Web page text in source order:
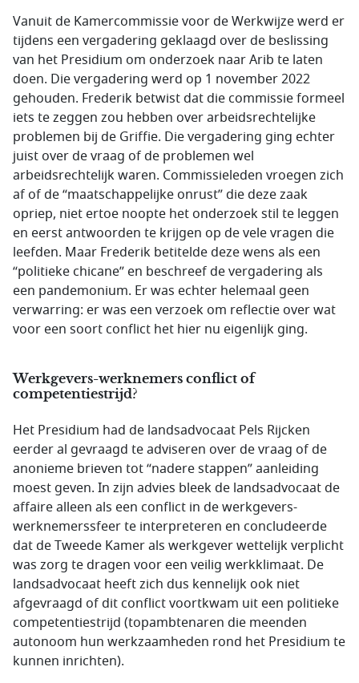
Vanuit de Kamercommissie voor de Werkwijze werd er
tijdens een vergadering geklaagd over de beslissing
van het Presidium om onderzoek naar Arib te laten
doen. Die vergadering werd op 1 november 2022
gehouden. Frederik betwist dat die commissie formeel
iets te zeggen zou hebben over arbeidsrechtelijke
problemen bij de Griffie. Die vergadering ging echter
juist over de vraag of de problemen wel
arbeidsrechtelijk waren. Commissieleden vroegen zich
af of de “maatschappelijke onrust” die deze zaak
opriep, niet ertoe noopte het onderzoek stil te leggen
en eerst antwoorden te krijgen op de vele vragen die
leefden. Maar Frederik betitelde deze wens als een
“politieke chicane” en beschreef de vergadering als
een pandemonium. Er was echter helemaal geen
verwarring: er was een verzoek om reflectie over wat
voor een soort conflict het hier nu eigenlijk ging.
Werkgevers-werknemers conflict of
competentiestrijd?
Het Presidium had de landsadvocaat Pels Rijcken
eerder al gevraagd te adviseren over de vraag of de
anonieme brieven tot “nadere stappen” aanleiding
moest geven. In zijn advies bleek de landsadvocaat de
affaire alleen als een conflict in de werkgevers-
werknemerssfeer te interpreteren en concludeerde
dat de Tweede Kamer als werkgever wettelijk verplicht
was zorg te dragen voor een veilig werkklimaat. De
landsadvocaat heeft zich dus kennelijk ook niet
afgevraagd of dit conflict voortkwam uit een politieke
competentiestrijd (topambtenaren die meenden
autonoom hun werkzaamheden rond het Presidium te
kunnen inrichten).